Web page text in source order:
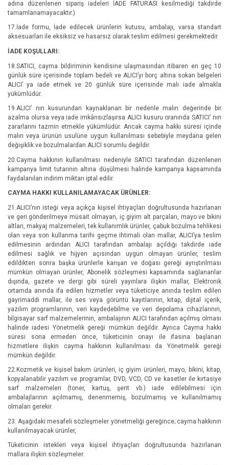
adına düzenlenen sipariş iadeleri İADE FATURASI kesilmediği takdirde
tamamlanamayacaktır.)
17.İade formu, İade edilecek ürünlerin kutusu, ambalajı, varsa standart
aksesuarları ile eksiksiz ve hasarsız olarak teslim edilmesi gerekmektedir.
İADE KOŞULLARI:
18.SATICI, cayma bildiriminin kendisine ulaşmasından itibaren en geç 10
günlük süre içerisinde toplam bedeli ve ALICI’yı borç altına sokan belgeleri
ALICI’ ya iade etmek ve 20 günlük süre içerisinde malı iade almakla
yükümlüdür.
19.ALICI’ nın kusurundan kaynaklanan bir nedenle malın değerinde bir
azalma olursa veya iade imkânsızlaşırsa ALICI kusuru oranında SATICI’ nın
zararlarını tazmin etmekle yükümlüdür. Ancak cayma hakkı süresi içinde
malın veya ürünün usulüne uygun kullanılması sebebiyle meydana gelen
değişiklik ve bozulmalardan ALICI sorumlu değildir.
20.Cayma hakkının kullanılması nedeniyle SATICI tarafından düzenlenen
kampanya limit tutarının altına düşülmesi halinde kampanya kapsamında
faydalanılan indirim miktarı iptal edilir.
CAYMA HAKKI KULLANILAMAYACAK ÜRÜNLER:
21.ALICI’nın isteği veya açıkça kişisel ihtiyaçları doğrultusunda hazırlanan
ve geri gönderilmeye müsait olmayan, iç giyim alt parçaları, mayo ve bikini
altları, makyaj malzemeleri, tek kullanımlık ürünler, çabuk bozulma tehlikesi
olan veya son kullanma tarihi geçme ihtimali olan mallar, ALICI’ya teslim
edilmesinin ardından ALICI tarafından ambalajı açıldığı takdirde iade
edilmesi sağlık ve hijyen açısından uygun olmayan ürünler, teslim
edildikten sonra başka ürünlerle karışan ve doğası gereği ayrıştırılması
mümkün olmayan ürünler, Abonelik sözleşmesi kapsamında sağlananlar
dışında, gazete ve dergi gibi süreli yayınlara ilişkin mallar, Elektronik
ortamda anında ifa edilen hizmetler veya tüketiciye anında teslim edilen
gayrimaddi mallar, ile ses veya görüntü kayıtlarının, kitap, dijital içerik,
yazılım programlarının, veri kaydedebilme ve veri depolama cihazlarının,
bilgisayar sarf malzemelerinin, ambalajının ALICI tarafından açılmış olması
halinde iadesi Yönetmelik gereği mümkün değildir. Ayrıca Cayma hakkı
süresi sona ermeden önce, tüketicinin onayı ile ifasına başlanan
hizmetlere ilişkin cayma hakkının kullanılması da Yönetmelik gereği
mümkün değildir.
22.Kozmetik ve kişisel bakım ürünleri, iç giyim ürünleri, mayo, bikini, kitap,
kopyalanabilir yazılım ve programlar, DVD, VCD, CD ve kasetler ile kırtasiye
sarf malzemeleri (toner, kartuş, şerit vb.) iade edilebilmesi için
ambalajlarının açılmamış, denenmemiş, bozulmamış ve kullanılmamış
olmaları gerekir.
23. Aşağıdaki mesafeli sözleşmeler yönetmeliği gereğince; cayma hakkının
kullanılmayacak ürünler,
Tüketicinin istekleri veya kişisel ihtiyaçları doğrultusunda hazırlanan
mallara ilişkin sözleşmeler.